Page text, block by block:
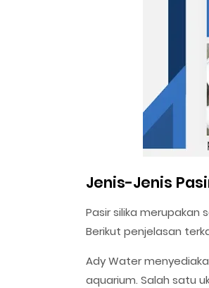
Jenis-Jenis
Pasir silika
Berikut penjelasan
Ady Water
aquarium. Salah satu